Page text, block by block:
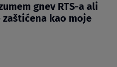
gnev RTS-a ali
kao moje